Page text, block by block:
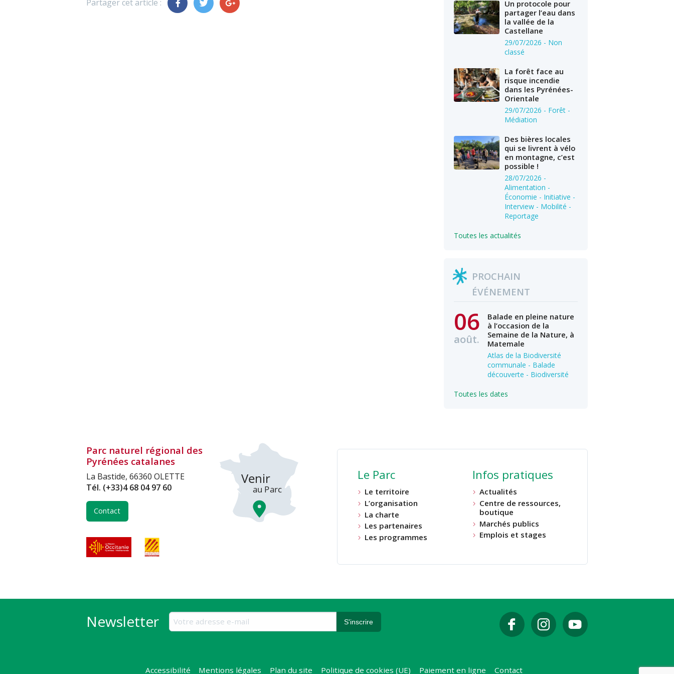
Partager cet article :
Un protocole pour
partager l’eau dans
la vallée de la
Castellane
29/07/2026 - Non
classé
La forêt face au
risque incendie
dans les Pyrénées-
Orientale
29/07/2026 - Forêt -
Médiation
Des bières locales
qui se livrent à vélo
en montagne, c’est
possible !
28/07/2026 -
Alimentation -
Économie - Initiative -
Interview - Mobilité -
Reportage
Toutes les actualités
PROCHAIN
ÉVÉNEMENT
06
août.
Balade en pleine nature
à l’occasion de la
Semaine de la Nature, à
Matemale
Atlas de la Biodiversité
communale - Balade
découverte - Biodiversité
Toutes les dates
Parc naturel régional des
Pyrénées catalanes
La Bastide, 66360 OLETTE
Tél. (+33)4 68 04 97 60
Contact
Le Parc
Le territoire
L’organisation
La charte
Les partenaires
Les programmes
Infos pratiques
Actualités
Centre de ressources,
boutique
Marchés publics
Emplois et stages
Newsletter
Accessibilité Mentions légales Plan du site Politique de cookies (UE) Paiement en ligne Contact